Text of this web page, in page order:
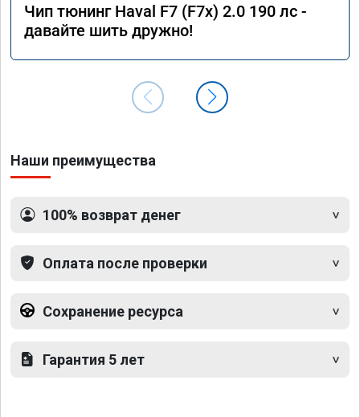
Чип тюнинг Haval F7 (F7x) 2.0 190 лс -
давайте шить дружно!
Наши преимущества
100% возврат денег
Оплата после проверки
Сохранение ресурса
Гарантия 5 лет